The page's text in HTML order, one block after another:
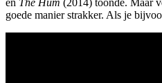
en The Hum (2014) toonde. Maar
goede manier strakker. Als je